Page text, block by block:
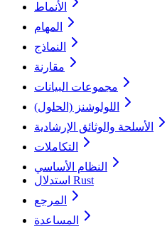
الأنماط
المهام
النماذج
مقارنة
مجموعات البيانات
اللولوشنز (الحلول)
الأسلحة والوثائق الإرشادية
التكاملات
النظام الأساسي
استدلال Rust
المرجع
المساعدة